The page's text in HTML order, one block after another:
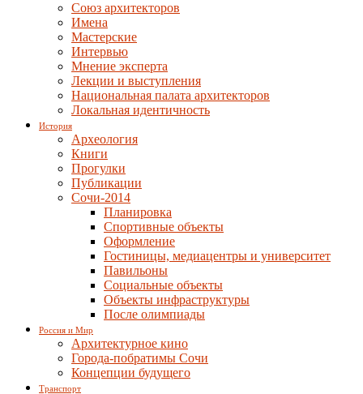
Союз архитекторов
Имена
Мастерские
Интервью
Мнение эксперта
Лекции и выступления
Национальная палата архитекторов
Локальная идентичность
История
Археология
Книги
Прогулки
Публикации
Сочи-2014
Планировка
Спортивные объекты
Оформление
Гостиницы, медиацентры и университет
Павильоны
Социальные объекты
Объекты инфраструктуры
После олимпиады
Россия и Мир
Архитектурное кино
Города-побратимы Сочи
Концепции будущего
Транспорт